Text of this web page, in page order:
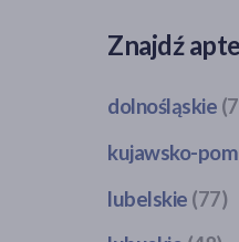
Znajdź
dolnośląskie
Bogatynia(1)
Głogów (3)
kujawsko-
Bobrowo(1)
lubelskie (77)